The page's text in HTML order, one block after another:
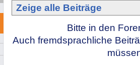
Zeige alle Beiträge
Bitte in den
Auch fremdsprachliche